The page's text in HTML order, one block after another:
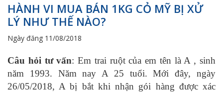
HÀNH VI MUA BÁN 1KG CỎ MỸ BỊ XỬ
LÝ NHƯ THẾ NÀO?
Ngày đăng 11/08/2018
Câu hỏi tư vấn: Em trai ruột của em tên là A , sinh
năm 1993. Năm nay A 25 tuổi. Mới đây, ngày
26/05/2018, A bị bắt khi nhận gói hàng được xác